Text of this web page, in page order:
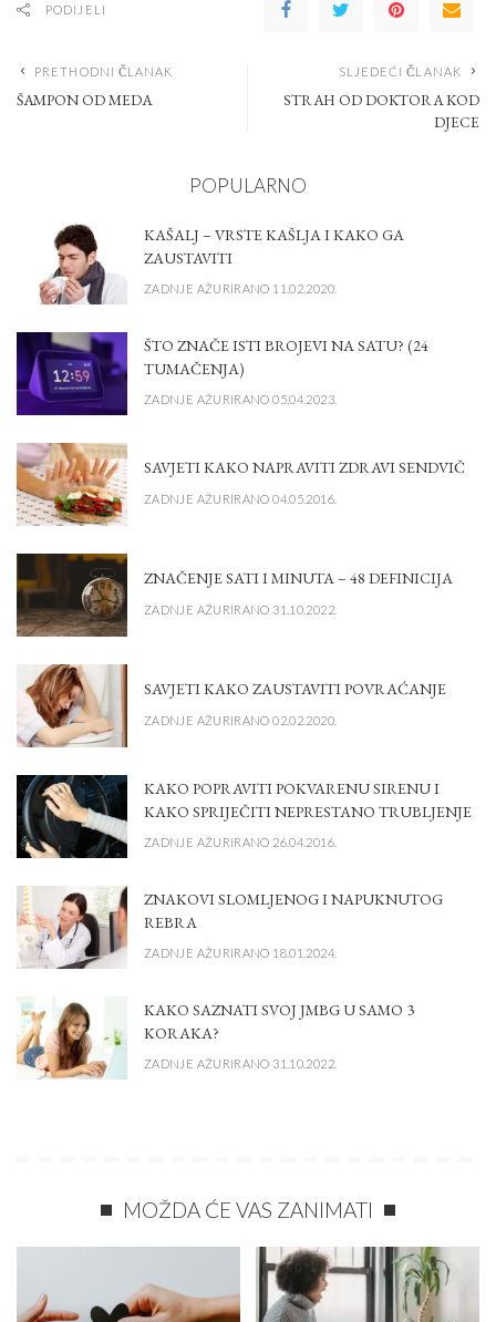
PODIJELI
PRETHODNI ČLANAK
ŠAMPON OD MEDA
SLJEDEĆI ČLANAK
STRAH OD DOKTORA KOD
DJECE
POPULARNO
KAŠALJ – VRSTE KAŠLJA I KAKO GA
ZAUSTAVITI
ZADNJE AŽURIRANO 11.02.2020.
ŠTO ZNAČE ISTI BROJEVI NA SATU? (24
TUMAČENJA)
ZADNJE AŽURIRANO 05.04.2023.
SAVJETI KAKO NAPRAVITI ZDRAVI SENDVIČ
ZADNJE AŽURIRANO 04.05.2016.
ZNAČENJE SATI I MINUTA – 48 DEFINICIJA
ZADNJE AŽURIRANO 31.10.2022.
SAVJETI KAKO ZAUSTAVITI POVRAĆANJE
ZADNJE AŽURIRANO 02.02.2020.
KAKO POPRAVITI POKVARENU SIRENU I
KAKO SPRIJEČITI NEPRESTANO TRUBLJENJE
ZADNJE AŽURIRANO 26.04.2016.
ZNAKOVI SLOMLJENOG I NAPUKNUTOG
REBRA
ZADNJE AŽURIRANO 18.01.2024.
KAKO SAZNATI SVOJ JMBG U SAMO 3
KORAKA?
ZADNJE AŽURIRANO 31.10.2022.
MOŽDA ĆE VAS ZANIMATI